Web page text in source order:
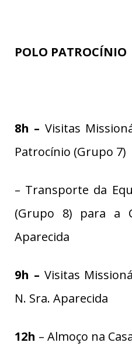
POLO PATROCÍNIO
8h – Visitas
Patrocínio (Grupo 7)
– Transporte da
(Grupo 8) para a
Aparecida
9h – Visitas
N. Sra. Aparecida
12h – Almoço na